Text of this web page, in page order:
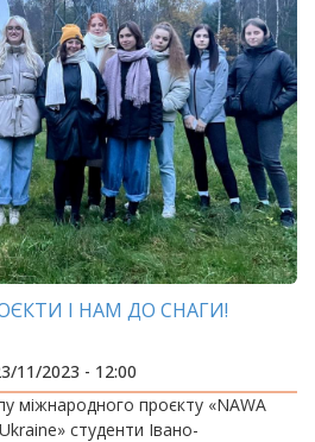
І НАМ ДО СНАГИ!
11/2023 - 12:00
міжнародного проєкту «NAWA
студенти Івано-